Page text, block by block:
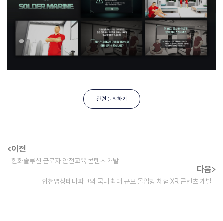
관련 문의하기
이전
한화솔루션 근로자 안전교육 콘텐츠 개발
다음
합천영상테마파크의 국내 최대 규모 몰입형 체험 XR 콘텐츠 개발